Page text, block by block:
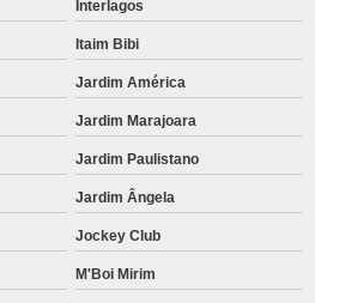
Interlagos
Itaim Bibi
Jardim América
Jardim Marajoara
Jardim Paulistano
Jardim Ângela
Jockey Club
M'Boi Mirim